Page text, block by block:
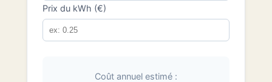
Prix du kWh (€)
Coût annuel estimé :